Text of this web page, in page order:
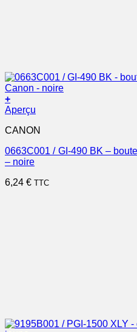
+
Aperçu
CANON
0663C001 / GI-490 BK –
– noire
6,24 € TTC